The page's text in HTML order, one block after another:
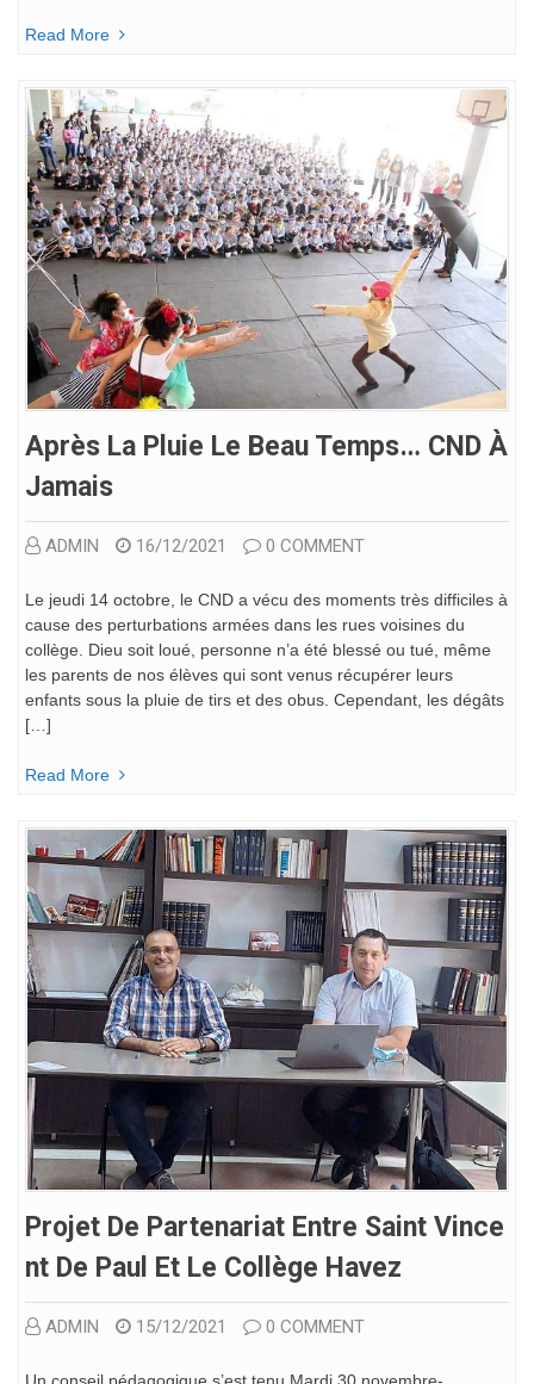
Read More
Après La Pluie Le Beau Temps… CND À
Jamais
ADMIN 16/12/2021 0 COMMENT
Le jeudi 14 octobre, le CND a vécu des moments très difficiles à
cause des perturbations armées dans les rues voisines du
collège. Dieu soit loué, personne n’a été blessé ou tué, même
les parents de nos élèves qui sont venus récupérer leurs
enfants sous la pluie de tirs et des obus. Cependant, les dégâts
[…]
Read More
Projet De Partenariat Entre Saint Vince
Nt De Paul Et Le Collège Havez
ADMIN 15/12/2021 0 COMMENT